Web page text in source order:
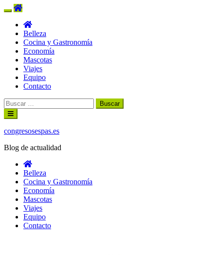
Belleza
Cocina y Gastronomía
Economía
Mascotas
Viajes
Equipo
Contacto
Buscar:
Ir
al
contenido
congresosespas.es
Blog de actualidad
Belleza
Cocina y Gastronomía
Economía
Mascotas
Viajes
Equipo
Contacto